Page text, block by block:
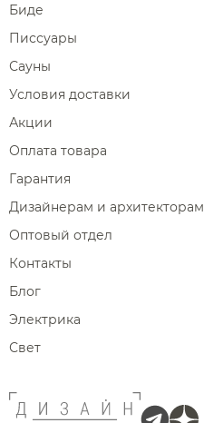
Биде
Писсуары
Сауны
Условия доставки
Акции
Оплата товара
Гарантия
Дизайнерам и архитекторам
Оптовый отдел
Контакты
Блог
Электрика
Свет